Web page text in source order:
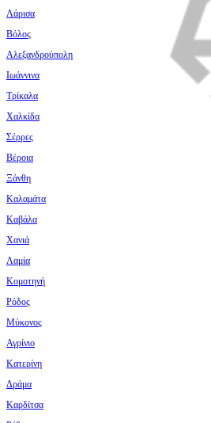
Λάρισα
Βόλος
Αλεξανδρούπολη
Ιωάννινα
Τρίκαλα
Χαλκίδα
Σέρρες
Βέροια
Ξάνθη
Καλαμάτα
Καβάλα
Χανιά
Λαμία
Κομοτηνή
Ρόδος
Μύκονος
Αγρίνιο
Κατερίνη
Δράμα
Καρδίτσα